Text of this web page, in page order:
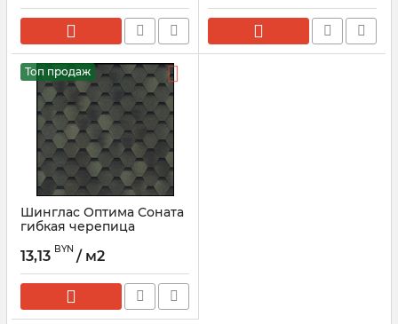
Топ продаж
Шинглас Оптима Соната
гибкая черепица
13,13 BYN / м2